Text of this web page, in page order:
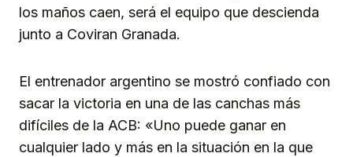
los maños caen, será el equipo que descienda
junto a Coviran Granada.
El entrenador argentino se mostró confiado con
sacar la victoria en una de las canchas más
difíciles de la ACB: «Uno puede ganar en
cualquier lado y más en la situación en la que